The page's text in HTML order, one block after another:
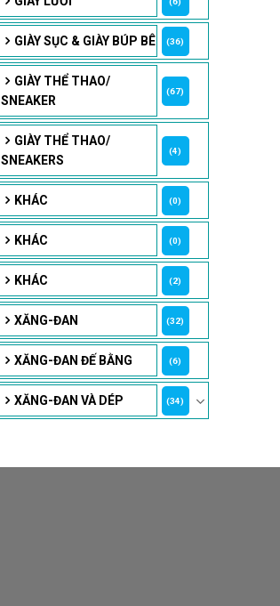
GIÀY SỤC & GIÀY BÚP BÊ (36)
GIÀY THỂ THAO/
SNEAKER
(67)
GIÀY THỂ THAO/
SNEAKERS
(4)
KHÁC (0)
KHÁC (0)
KHÁC (2)
XĂNG-ĐAN (32)
XĂNG-ĐAN ĐẾ BẰNG (6)
XĂNG-ĐAN VÀ DÉP (34)